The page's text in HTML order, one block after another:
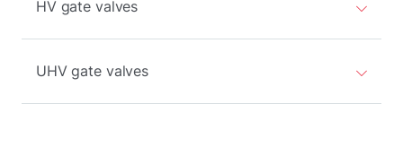
HV gate valves
UHV gate valves